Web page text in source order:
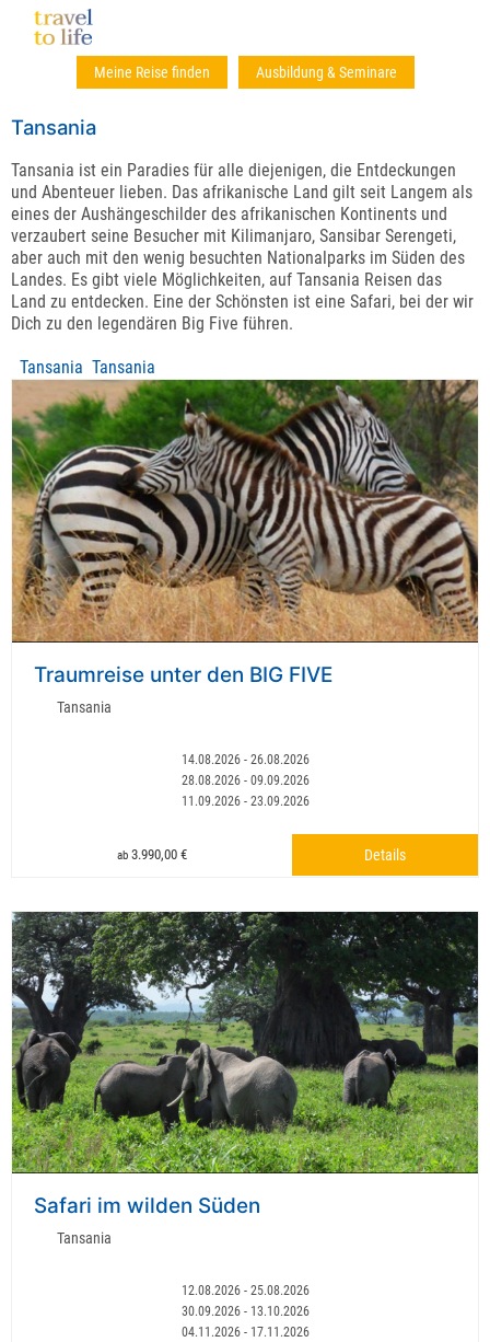
Meine Reise finden Ausbildung & Seminare
Tansania
Tansania ist ein Paradies für alle diejenigen, die Entdeckungen
und Abenteuer lieben. Das afrikanische Land gilt seit Langem als
eines der Aushängeschilder des afrikanischen Kontinents und
verzaubert seine Besucher mit Kilimanjaro, Sansibar Serengeti,
aber auch mit den wenig besuchten Nationalparks im Süden des
Landes. Es gibt viele Möglichkeiten, auf Tansania Reisen das
Land zu entdecken. Eine der Schönsten ist eine Safari, bei der wir
Dich zu den legendären Big Five führen.
Tansania Tansania
Traumreise unter den BIG FIVE
Tansania
14.08.2026 - 26.08.2026
28.08.2026 - 09.09.2026
11.09.2026 - 23.09.2026
ab 3.990,00 € Details
Safari im wilden Süden
Tansania
12.08.2026 - 25.08.2026
30.09.2026 - 13.10.2026
04.11.2026 - 17.11.2026